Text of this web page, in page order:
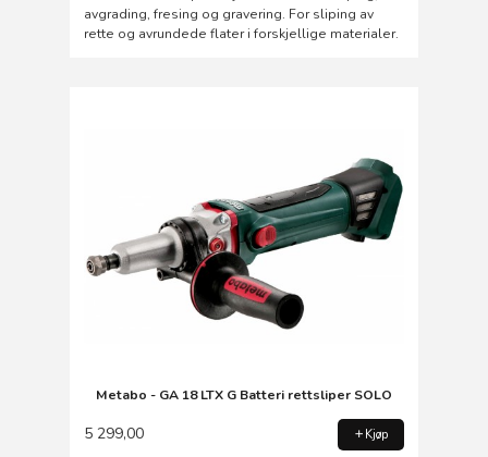
avgrading, fresing og gravering. For sliping av
rette og avrundede flater i forskjellige materialer.
Metabo - GA 18 LTX G Batteri rettsliper SOLO
5 299,00 Kjøp